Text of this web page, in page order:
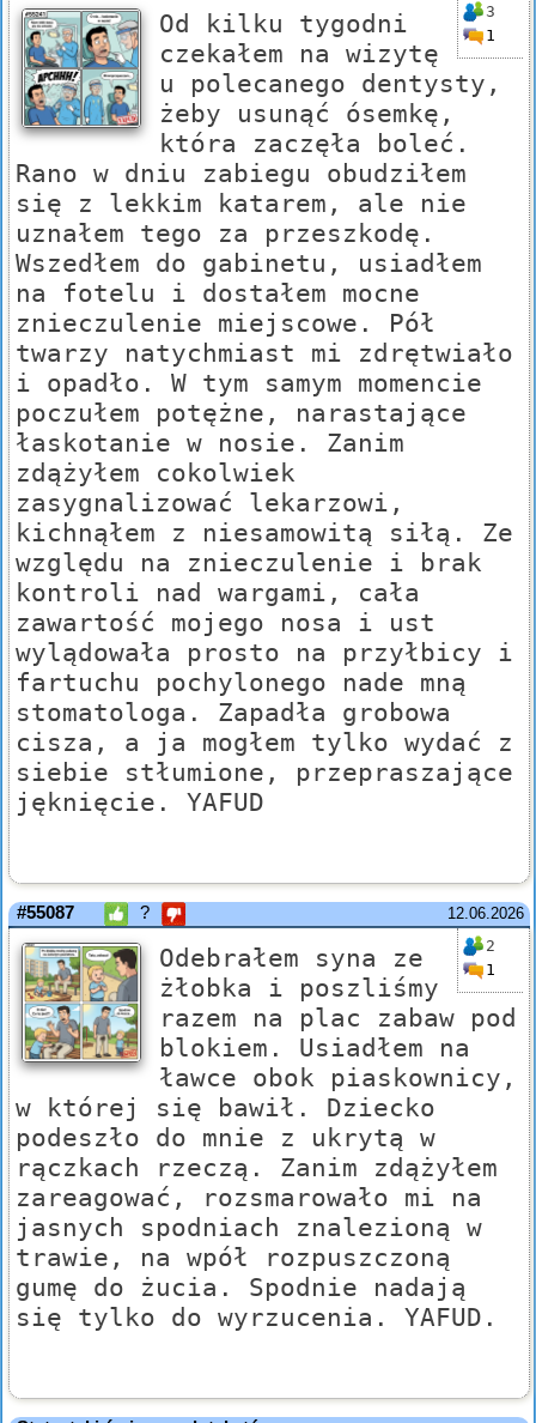
3
1
Od kilku tygodni
czekałem na wizytę
u polecanego dentysty,
żeby usunąć ósemkę,
która zaczęła boleć.
Rano w dniu zabiegu obudziłem
się z lekkim katarem, ale nie
uznałem tego za przeszkodę.
Wszedłem do gabinetu, usiadłem
na fotelu i dostałem mocne
znieczulenie miejscowe. Pół
twarzy natychmiast mi zdrętwiało
i opadło. W tym samym momencie
poczułem potężne, narastające
łaskotanie w nosie. Zanim
zdążyłem cokolwiek
zasygnalizować lekarzowi,
kichnąłem z niesamowitą siłą. Ze
względu na znieczulenie i brak
kontroli nad wargami, cała
zawartość mojego nosa i ust
wylądowała prosto na przyłbicy i
fartuchu pochylonego nade mną
stomatologa. Zapadła grobowa
cisza, a ja mogłem tylko wydać z
siebie stłumione, przepraszające
jęknięcie. YAFUD
12.06.2026
#55087 ?
2
1
Odebrałem syna ze
żłobka i poszliśmy
razem na plac zabaw pod
blokiem. Usiadłem na
ławce obok piaskownicy,
w której się bawił. Dziecko
podeszło do mnie z ukrytą w
rączkach rzeczą. Zanim zdążyłem
zareagować, rozsmarowało mi na
jasnych spodniach znalezioną w
trawie, na wpół rozpuszczoną
gumę do żucia. Spodnie nadają
się tylko do wyrzucenia. YAFUD.